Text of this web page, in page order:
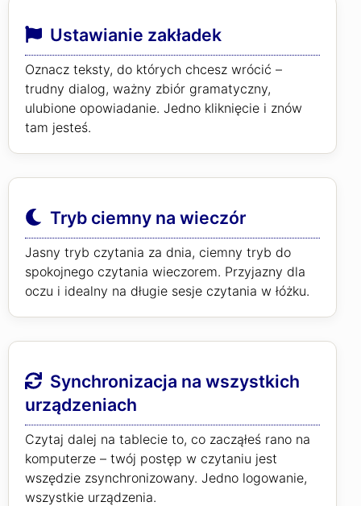
Ustawianie zakładek
Oznacz teksty, do których chcesz wrócić –
trudny dialog, ważny zbiór gramatyczny,
ulubione opowiadanie. Jedno kliknięcie i znów
tam jesteś.
Tryb ciemny na wieczór
Jasny tryb czytania za dnia, ciemny tryb do
spokojnego czytania wieczorem. Przyjazny dla
oczu i idealny na długie sesje czytania w łóżku.
Synchronizacja na wszystkich
urządzeniach
Czytaj dalej na tablecie to, co zacząłeś rano na
komputerze – twój postęp w czytaniu jest
wszędzie zsynchronizowany. Jedno logowanie,
wszystkie urządzenia.